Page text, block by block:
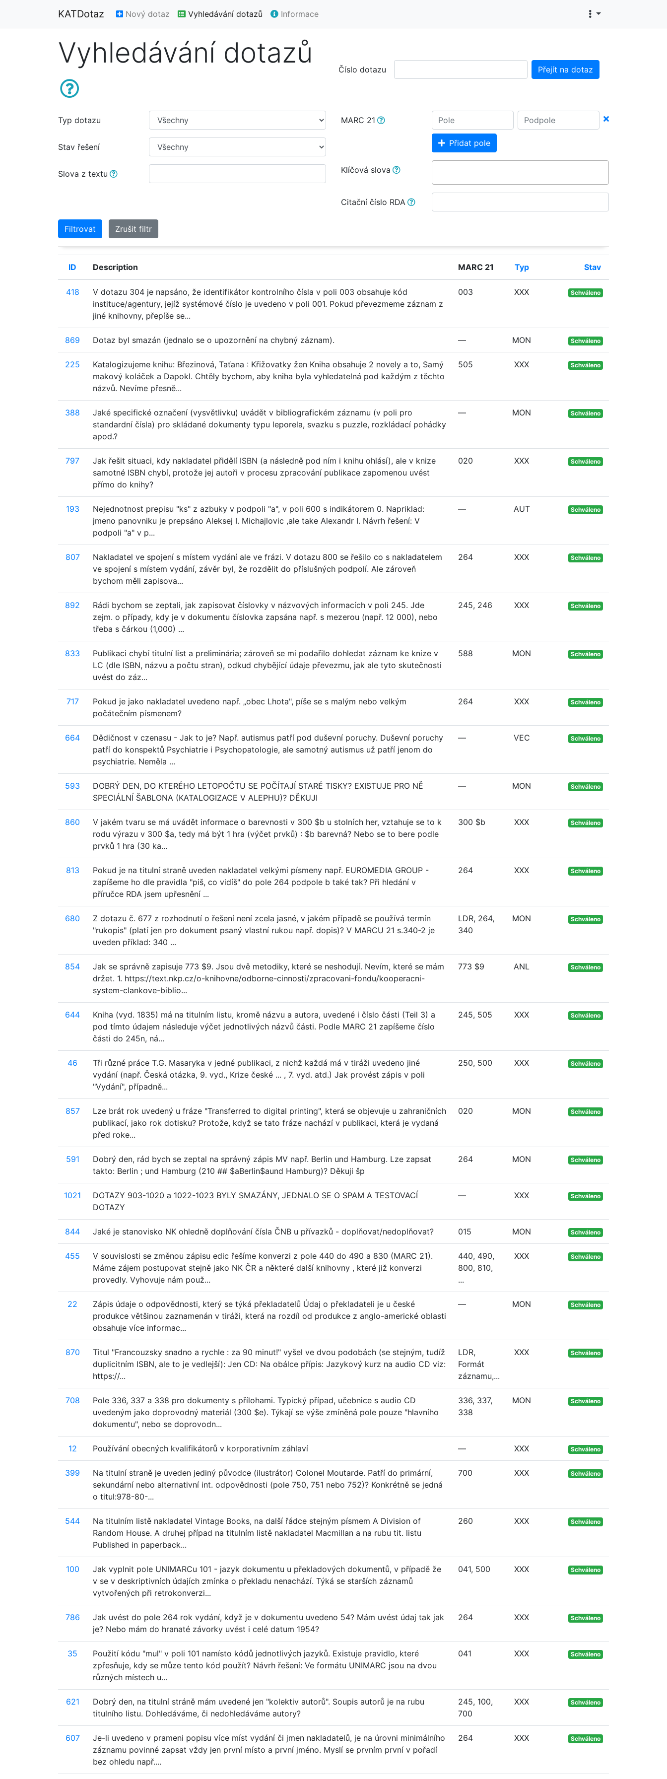
KATDotaz Nový dotaz Vyhledávání dotazů Informace
Vyhledávání dotazů Číslo dotazu Přejít na dotaz
Typ dotazu
Stav řešení
Slova z textu
MARC 21
Přidat pole
Klíčová slova
Citační číslo RDA
Filtrovat Zrušit filtr
ID Description MARC 21 Typ Stav
418
V dotazu 304 je napsáno, že identifikátor kontrolního čísla v poli 003 obsahuje kód
instituce/agentury, jejíž systémové číslo je uvedeno v poli 001. Pokud převezmeme záznam z
jiné knihovny, přepíše se...
003 XXX Schváleno
869 Dotaz byl smazán (jednalo se o upozornění na chybný záznam). — MON Schváleno
225
Katalogizujeme knihu: Březinová, Taťana : Křižovatky žen Kniha obsahuje 2 novely a to, Samý
makový koláček a Dapokl. Chtěly bychom, aby kniha byla vyhledatelná pod každým z těchto
názvů. Nevíme přesně...
505 XXX Schváleno
388
Jaké specifické označení (vysvětlivku) uvádět v bibliografickém záznamu (v poli pro
standardní čísla) pro skládané dokumenty typu leporela, svazku s puzzle, rozkládací pohádky
apod.?
— MON Schváleno
797
Jak řešit situaci, kdy nakladatel přidělí ISBN (a následně pod ním i knihu ohlásí), ale v knize
samotné ISBN chybí, protože jej autoři v procesu zpracování publikace zapomenou uvést
přímo do knihy?
020 XXX Schváleno
193
Nejednotnost prepisu "ks" z azbuky v podpoli "a", v poli 600 s indikátorem 0. Napriklad:
jmeno panovniku je prepsáno Aleksej I. Michajlovic ,ale take Alexandr I. Návrh řešení: V
podpoli "a" v p...
— AUT Schváleno
807
Nakladatel ve spojení s místem vydání ale ve frázi. V dotazu 800 se řešilo co s nakladatelem
ve spojení s místem vydání, závěr byl, že rozdělit do příslušných podpolí. Ale zároveň
bychom měli zapisova...
264 XXX Schváleno
892
Rádi bychom se zeptali, jak zapisovat číslovky v názvových informacích v poli 245. Jde
zejm. o případy, kdy je v dokumentu číslovka zapsána např. s mezerou (např. 12 000), nebo
třeba s čárkou (1,000) ...
245, 246 XXX Schváleno
833
Publikaci chybí titulní list a preliminária; zároveň se mi podařilo dohledat záznam ke knize v
LC (dle ISBN, názvu a počtu stran), odkud chybějící údaje převezmu, jak ale tyto skutečnosti
uvést do záz...
588 MON Schváleno
717
Pokud je jako nakladatel uvedeno např. „obec Lhota", píše se s malým nebo velkým
počátečním písmenem?
264 XXX Schváleno
664
Dědičnost v czenasu - Jak to je? Např. autismus patří pod duševní poruchy. Duševní poruchy
patří do konspektů Psychiatrie i Psychopatologie, ale samotný autismus už patří jenom do
psychiatrie. Neměla ...
— VEC Schváleno
593
DOBRÝ DEN, DO KTERÉHO LETOPOČTU SE POČÍTAJÍ STARÉ TISKY? EXISTUJE PRO NĚ
SPECIÁLNÍ ŠABLONA (KATALOGIZACE V ALEPHU)? DĚKUJI
— MON Schváleno
860
V jakém tvaru se má uvádět informace o barevnosti v 300 $b u stolních her, vztahuje se to k
rodu výrazu v 300 $a, tedy má být 1 hra (výčet prvků) : $b barevná? Nebo se to bere podle
prvků 1 hra (30 ka...
300 $b XXX Schváleno
813
Pokud je na titulní straně uveden nakladatel velkými písmeny např. EUROMEDIA GROUP -
zapíšeme ho dle pravidla "piš, co vidíš" do pole 264 podpole b také tak? Při hledání v
příručce RDA jsem upřesnění ...
264 XXX Schváleno
680
Z dotazu č. 677 z rozhodnutí o řešení není zcela jasné, v jakém případě se používá termín
"rukopis" (platí jen pro dokument psaný vlastní rukou např. dopis)? V MARCU 21 s.340-2 je
uveden příklad: 340 ...
LDR, 264,
340
MON Schváleno
854
Jak se správně zapisuje 773 $9. Jsou dvě metodiky, které se neshodují. Nevím, které se mám
držet. 1. https://text.nkp.cz/o-knihovne/odborne-cinnosti/zpracovani-fondu/kooperacni-
system-clankove-biblio...
773 $9 ANL Schváleno
644
Kniha (vyd. 1835) má na titulním listu, kromě názvu a autora, uvedené i číslo části (Teil 3) a
pod tímto údajem následuje výčet jednotlivých názvů části. Podle MARC 21 zapíšeme číslo
části do 245n, ná...
245, 505 XXX Schváleno
46
Tři různé práce T.G. Masaryka v jedné publikaci, z nichž každá má v tiráži uvedeno jiné
vydání (např. Česká otázka, 9. vyd., Krize české ... , 7. vyd. atd.) Jak provést zápis v poli
"Vydání", případně...
250, 500 XXX Schváleno
857
Lze brát rok uvedený u fráze "Transferred to digital printing", která se objevuje u zahraničních
publikací, jako rok dotisku? Protože, když se tato fráze nachází v publikaci, která je vydaná
před roke...
020 MON Schváleno
591
Dobrý den, rád bych se zeptal na správný zápis MV např. Berlin und Hamburg. Lze zapsat
takto: Berlin ; und Hamburg (210 ## $aBerlin$aund Hamburg)? Děkuji šp
264 MON Schváleno
1021
DOTAZY 903-1020 a 1022-1023 BYLY SMAZÁNY, JEDNALO SE O SPAM A TESTOVACÍ
DOTAZY
— XXX Schváleno
844 Jaké je stanovisko NK ohledně doplňování čísla ČNB u přívazků - doplňovat/nedoplňovat? 015 MON Schváleno
455
V souvislosti se změnou zápisu edic řešíme konverzi z pole 440 do 490 a 830 (MARC 21).
Máme zájem postupovat stejně jako NK ČR a některé další knihovny , které již konverzi
provedly. Vyhovuje nám použ...
440, 490,
800, 810,
...
XXX Schváleno
22
Zápis údaje o odpovědnosti, který se týká překladatelů Údaj o překladateli je u české
produkce většinou zaznamenán v tiráži, která na rozdíl od produkce z anglo-americké oblasti
obsahuje více informac...
— MON Schváleno
870
Titul "Francouzsky snadno a rychle : za 90 minut!" vyšel ve dvou podobách (se stejným, tudíž
duplicitním ISBN, ale to je vedlejší): Jen CD: Na obálce přípis: Jazykový kurz na audio CD viz:
https://...
LDR,
Formát
záznamu,...
XXX Schváleno
708
Pole 336, 337 a 338 pro dokumenty s přílohami. Typický případ, učebnice s audio CD
uvedeným jako doprovodný materiál (300 $e). Týkají se výše zmíněná pole pouze "hlavního
dokumentu", nebo se doprovodn...
336, 337,
338
MON Schváleno
12 Používání obecných kvalifikátorů v korporativním záhlaví — XXX Schváleno
399
Na titulní straně je uveden jediný původce (ilustrátor) Colonel Moutarde. Patří do primární,
sekundární nebo alternativní int. odpovědnosti (pole 750, 751 nebo 752)? Konkrétně se jedná
o titul:978-80-...
700 XXX Schváleno
544
Na titulním listě nakladatel Vintage Books, na další řádce stejným písmem A Division of
Random House. A druhej případ na titulním listě nakladatel Macmillan a na rubu tit. listu
Published in paperback...
260 XXX Schváleno
100
Jak vyplnit pole UNIMARCu 101 - jazyk dokumentu u překladových dokumentů, v případě že
v se v deskriptivních údajích zmínka o překladu nenachází. Týká se starších záznamů
vytvořených při retrokonverzi...
041, 500 XXX Schváleno
786
Jak uvést do pole 264 rok vydání, když je v dokumentu uvedeno 54? Mám uvést údaj tak jak
je? Nebo mám do hranaté závorky uvést i celé datum 1954?
264 XXX Schváleno
35
Použití kódu "mul" v poli 101 namísto kódů jednotlivých jazyků. Existuje pravidlo, které
zpřesňuje, kdy se můze tento kód použít? Návrh řešení: Ve formátu UNIMARC jsou na dvou
různých místech u...
041 XXX Schváleno
621
Dobrý den, na titulní stráně mám uvedené jen "kolektiv autorů". Soupis autorů je na rubu
titulního listu. Dohledáváme, či nedohledáváme autory?
245, 100,
700
XXX Schváleno
607
Je-li uvedeno v prameni popisu více míst vydání či jmen nakladatelů, je na úrovni minimálního
záznamu povinné zapsat vždy jen první místo a první jméno. Myslí se prvním první v pořadí
bez ohledu např....
264 XXX Schváleno